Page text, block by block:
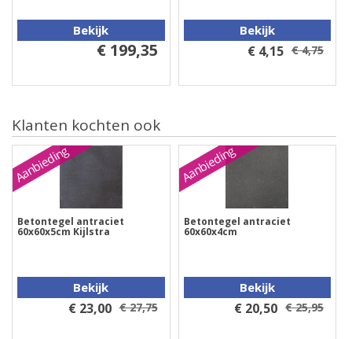
Bekijk
€ 199,35
Bekijk
€ 4,15 € 4,75
Klanten kochten ook
Aanbieding
Betontegel antraciet
60x60x5cm Kijlstra
Bekijk
€ 23,00 € 27,75
Aanbieding
Betontegel antraciet
60x60x4cm
Bekijk
€ 20,50 € 25,95